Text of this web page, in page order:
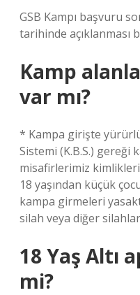
GSB Kampı başvuru
tarihinde açıklanması
Kamp
var mı?
* Kampa girişte
Sistemi (K.B.S.) gereği
misafirlerimiz
18 yaşından küçük
kampa girmeleri
silah veya diğer
18 Yaş Altı
mi?